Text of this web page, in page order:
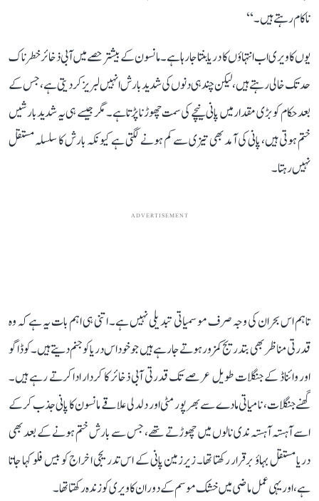
ناکام رہتے ہیں۔‘‘
یوں کاویری اب انتہاؤں کا دریا بنتا جا رہا ہے۔ مانسون کے بیشتر حصے میں آبی ذخائر خطرناک
حد تک خالی رہتے ہیں، لیکن چند ہی دنوں کی شدید بارش انہیں لبریز کر دیتی ہے، جس کے
بعد حکام کو بڑی مقدار میں پانی نیچے کی سمت چھوڑنا پڑتا ہے۔ مگر جیسے ہی یہ شدید بارشیں
ختم ہوتی ہیں، پانی کی آمد بھی تیزی سے کم ہونے لگتی ہے کیونکہ بارش کا سلسلہ مستقل
نہیں رہتا۔
ADVERTISEMENT
تاہم اس بحران کی وجہ صرف موسمیاتی تبدیلی نہیں ہے۔ اتنی ہی اہم بات یہ ہے کہ وہ
قدرتی مناظر بھی بتدریج کمزور ہوتے جا رہے ہیں جو خود اس دریا کو جنم دیتے ہیں۔ کوڈاگو
اور وائناڈ کے جنگلات طویل عرصے تک قدرتی آبی ذخائر کا کردار ادا کرتے رہے ہیں۔
گھنے جنگلات، نامیاتی مادے سے بھرپور مٹی اور دلدلی علاقے مانسون کا پانی جذب کر کے
اسے آہستہ آہستہ ندی نالوں میں چھوڑتے تھے، جس سے بارش ختم ہونے کے بعد بھی
دریا مستقل بہاؤ برقرار رکھتا تھا۔ زیرزمین پانی کے اس تدریجی اخراج کو بیس فلو کہا جاتا
ہے، اور یہی عمل ماضی میں خشک موسم کے دوران کاویری کو زندہ رکھتا تھا۔